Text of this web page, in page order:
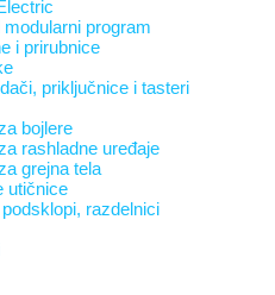
program
i prirubnice
priključnice i tasteri
bojlere
rashladne uređaje
grejna tela
utičnice
razdelnici